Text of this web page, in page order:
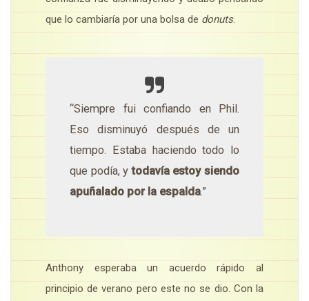
que lo cambiaría por una bolsa de donuts.
“Siempre fui confiando en Phil.
Eso disminuyó después de un
tiempo. Estaba haciendo todo lo
que podía, ytodavía estoy siendo
apuñalado por la espalda.”
Anthony esperaba un acuerdo rápido al
principio de verano pero este no se dio. Con la